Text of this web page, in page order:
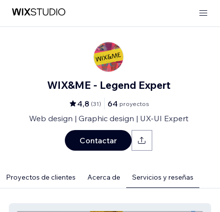
WIX&ME - Legend Expert
4,8 (31) 64 proyectos
Web design | Graphic design | UX-UI Expert
Contactar
Proyectos de clientes Acerca de Servicios y reseñas